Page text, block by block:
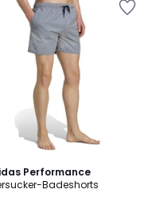
Performance
Badeshorts